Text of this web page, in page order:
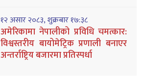
१२ असार २०८३, शुक्रबार १७:३८
अमेरिकामा नेपालीको प्रविधि चमत्कार:
विश्वस्तरीय बायोमेट्रिक प्रणाली बनाएर
अन्तर्राष्ट्रिय बजारमा प्रतिस्पर्धा